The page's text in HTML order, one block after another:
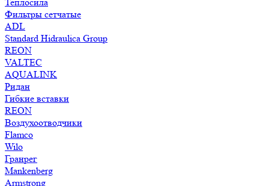
Фильтры сетчатые
ADL
Standard Hidraulica Group
REON
VALTEC
AQUALINK
Ридан
Гибкие вставки
REON
Воздухоотводчики
Flamco
Wilo
Гранрег
Mankenberg
Armstrong